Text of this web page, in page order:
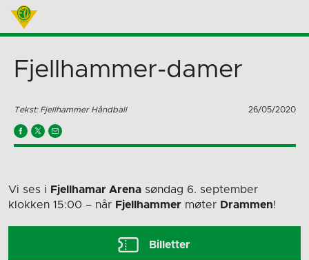
Fjellhammer-damer
Tekst: Fjellhammer Håndball 26/05/2020
Vi ses i Fjellhamar Arena søndag 6. september
klokken 15:00 – når Fjellhammer møter Drammen!
Billetter